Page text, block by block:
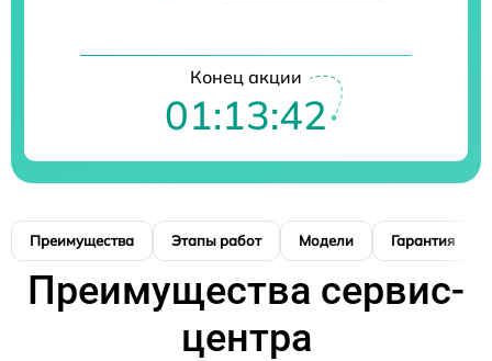
Конец акции
01:13:41
Преимущества Этапы работ Модели Гарантия
Преимущества сервис-
центра